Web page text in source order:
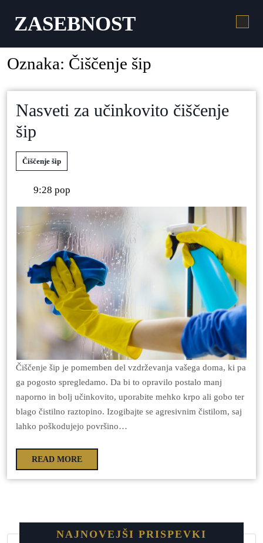
ZASEBNOST
Oznaka: Čiščenje šip
Nasveti za učinkovito čiščenje
šip
Čiščenje šip
9:28 pop
Čiščenje šip je pomemben del vzdrževanja vašega doma, ki pa
ga pogosto spregledamo. Da bi to opravilo postalo manj
naporno in bolj učinkovito, uporabite mehko krpo ali gobo ter
blago čistilno raztopino. Izogibajte se agresivnim čistilom, saj
lahko poškodujejo površino…
READ MORE
NAJNOVEJŠI PRISPEVKI